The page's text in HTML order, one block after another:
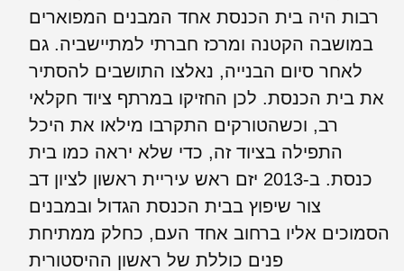
רבות היה בית הכנסת אחד המבנים המפוארים
במושבה הקטנה ומרכז חברתי למתיישביה. גם
לאחר סיום הבנייה, נאלצו התושבים להסתיר
את בית הכנסת. לכן החזיקו במרתף ציוד חקלאי
רב, וכשהטורקים התקרבו מילאו את היכל
התפילה בציוד זה, כדי שלא יראה כמו בית
כנסת. ב-2013 יזם ראש עיריית ראשון לציון דב
צור שיפוץ בבית הכנסת הגדול ובמבנים
הסמוכים אליו ברחוב אחד העם, כחלק ממתיחת
פנים כוללת של ראשון ההיסטורית